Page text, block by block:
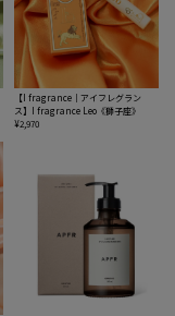
【I fragrance｜アイフレグラン
ス】I fragrance Leo《獅子座》
¥2,970